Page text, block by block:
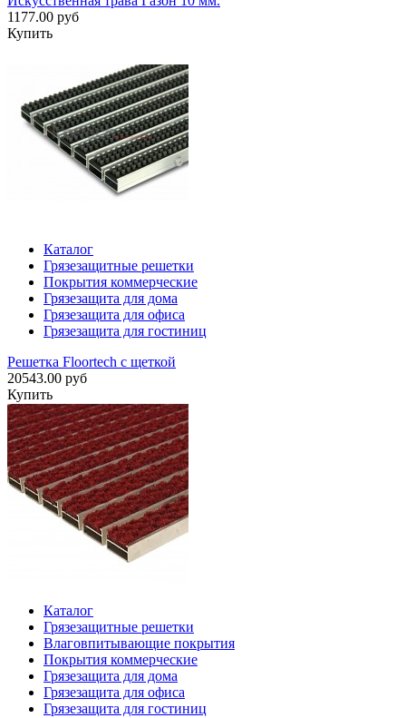
1177.00 руб
Купить
Каталог
Грязезащитные решетки
Покрытия коммерческие
Грязезащита для дома
Грязезащита для офиса
Грязезащита для гостиниц
Решетка Floortech с щеткой
20543.00 руб
Купить
Каталог
Грязезащитные решетки
Влаговпитывающие покрытия
Покрытия коммерческие
Грязезащита для дома
Грязезащита для офиса
Грязезащита для гостиниц